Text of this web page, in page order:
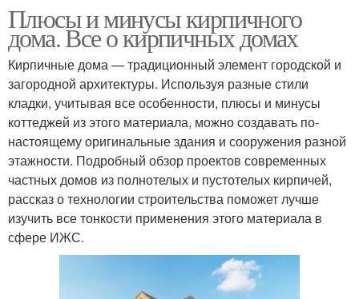
Плюсы и минусы кирпичного
дома. Все о кирпичных домах
Кирпичные дома — традиционный элемент городской и
загородной архитектуры. Используя разные стили
кладки, учитывая все особенности, плюсы и минусы
коттеджей из этого материала, можно создавать по-
настоящему оригинальные здания и сооружения разной
этажности. Подробный обзор проектов современных
частных домов из полнотелых и пустотелых кирпичей,
рассказ о технологии строительства поможет лучше
изучить все тонкости применения этого материала в
сфере ИЖС.